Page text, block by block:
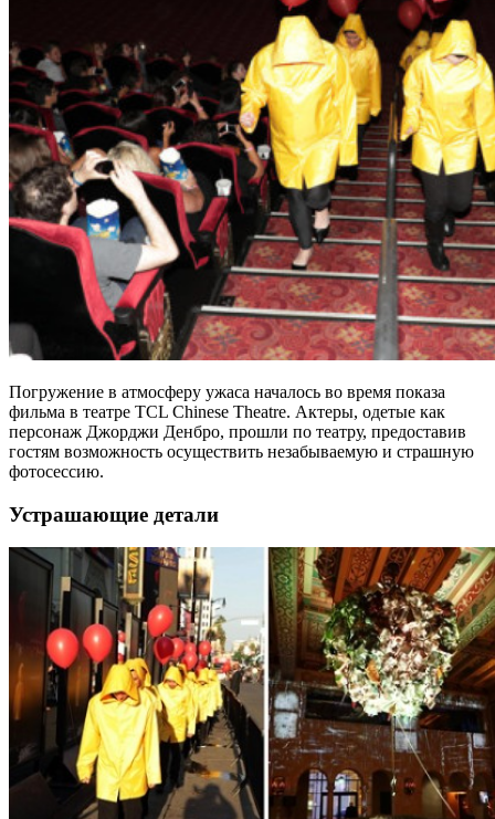
Погружение в атмосферу ужаса началось во время показа
фильма в театре TCL Chinese Theatre. Актеры, одетые как
персонаж Джорджи Денбро, прошли по театру, предоставив
гостям возможность осуществить незабываемую и страшную
фотосессию.
Устрашающие детали